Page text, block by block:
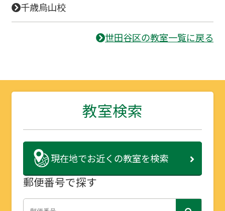
千歳烏山校
世田谷区の教室一覧に戻る
教室検索
現在地でお近くの教室を検索
郵便番号で探す